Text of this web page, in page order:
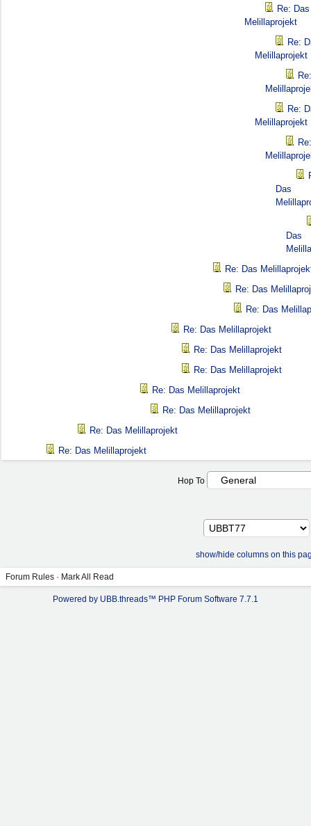
Re: Das
Melillaprojekt
Re:
Melillaprojekt
Re:
Melillaprojekt
Das
Das
Re: Das
Re: Das
Re: Das
Re: Das Melillaprojekt
Re: Das Melillaprojekt
Re: Das Melillaprojekt
Re: Das Melillaprojekt
Re: Das Melillaprojekt
Re: Das Melillaprojekt
Re: Das Melillaprojekt
Hop To
show/hide columns on this
Forum Rules · Mark All Read
Powered by UBB.threads™ PHP Forum Software 7.7.1